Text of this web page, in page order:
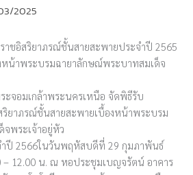
2025
าชอิสริยาภรณ์ชั้นสายสะพายประจำปี 2565
หน้าพระบรมฉายาลักษณ์พระบาทสมเด็จ
ะจอมเกล้าพระนครเหนือ จัดพิธีรับ
ริยาภรณ์ชั้นสายสะพายเบื้องหน้าพระบรม
พระเจ้าอยู่หัว
ำปี 2566ในวันพฤหัสบดีที่ 29 กุมภาพันธ์
– 12.00 น. ณ หอประชุมเบญจรัตน์ อาคาร